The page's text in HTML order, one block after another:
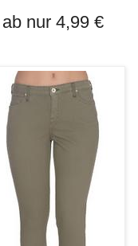
nur 4,99 €